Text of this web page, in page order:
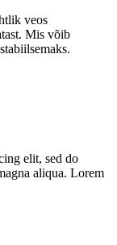
veos
Mis võib
elit, sed do
aliqua. Lorem